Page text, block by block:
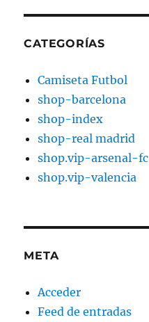
CATEGORÍAS
Camiseta Futbol
shop-barcelona
shop-index
shop-real madrid
shop.vip-arsenal-fc
shop.vip-valencia
META
Acceder
Feed de entradas